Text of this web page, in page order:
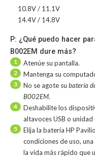
10.8V / 11.1V
14.4V / 14.8V
P: ¿Qué puedo hacer
B002EM dure más?
1 Atenúe su pantalla.
2 Mantenga su
3 No se agote su batería
B002EM.
4
Deshabilite los
altavoces USB o unidad
5
Elija la batería HP
condiciones de uso,
la vida más rápido que